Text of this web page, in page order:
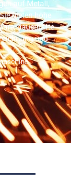
auf Metall,
bieten hohe
dauerhafte
und